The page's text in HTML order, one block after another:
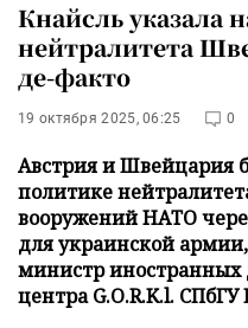
Кнайсль указала
нейтралитета
де-факто
19 октября 2025, 06:25 0
Австрия и Швейцария
политике
вооружений НАТО
для украинской
министр иностранных
центра G.O.R.K.l.